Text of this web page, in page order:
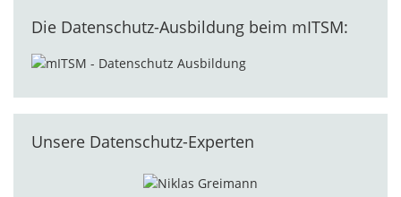
Die Datenschutz-Ausbildung beim mITSM:
Unsere Datenschutz-Experten